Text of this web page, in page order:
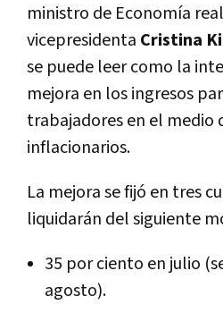
ministro de Economía
vicepresidenta Cristina
se puede leer como la
mejora en los ingresos
trabajadores en el medio
inflacionarios.
La mejora se fijó en tres
liquidarán del siguiente
35 por ciento en julio
agosto).